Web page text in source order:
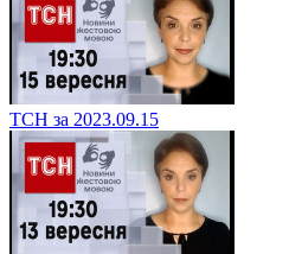
ТСН за 2023.09.15